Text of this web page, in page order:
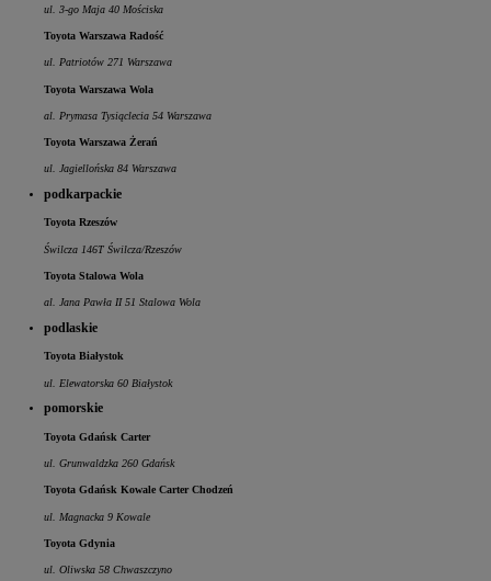
ul. 3-go Maja 40 Mościska
Toyota Warszawa Radość
ul. Patriotów 271 Warszawa
Toyota Warszawa Wola
al. Prymasa Tysiąclecia 54 Warszawa
Toyota Warszawa Żerań
ul. Jagiellońska 84 Warszawa
podkarpackie
Toyota Rzeszów
Świlcza 146T Świlcza/Rzeszów
Toyota Stalowa Wola
al. Jana Pawła II 51 Stalowa Wola
podlaskie
Toyota Białystok
ul. Elewatorska 60 Białystok
pomorskie
Toyota Gdańsk Carter
ul. Grunwaldzka 260 Gdańsk
Toyota Gdańsk Kowale Carter Chodzeń
ul. Magnacka 9 Kowale
Toyota Gdynia
ul. Oliwska 58 Chwaszczyno